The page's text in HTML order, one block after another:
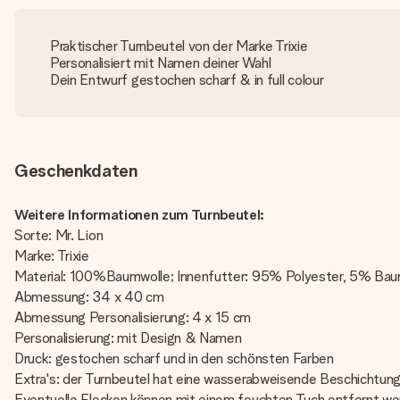
Praktischer Turnbeutel von der Marke Trixie
Personalisiert mit Namen deiner Wahl
Dein Entwurf gestochen scharf & in full colour
Geschenkdaten
Weitere Informationen zum Turnbeutel:
Sorte: Mr. Lion
Marke: Trixie
Material: 100%Baumwolle; Innenfutter: 95% Polyester, 5%
Abmessung: 34 x 40 cm
Abmessung Personalisierung: 4 x 15 cm
Personalisierung: mit Design & Namen
Druck: gestochen scharf und in den schönsten Farben
Extra's: der Turnbeutel hat eine wasserabweisende Beschichtung